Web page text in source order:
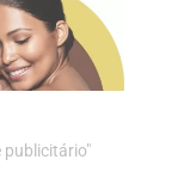
publicitário"